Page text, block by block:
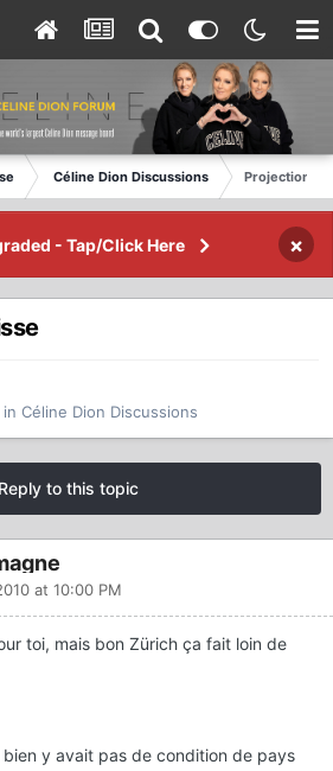
Céline Dion Discussions Projection en
- Tap/Click Here ×
in Céline Dion Discussions
Reply to this topic
at 10:00 PM
toi, mais bon Zürich ça fait loin de
y avait pas de condition de pays